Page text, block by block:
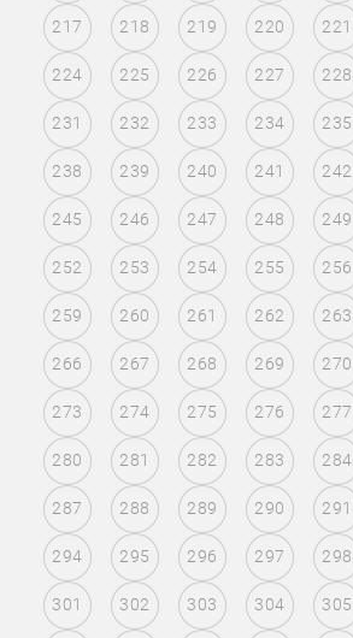
217 218 219 220 221
224 225 226 227 228
231 232 233 234 235
238 239 240 241 242
245 246 247 248 249
252 253 254 255 256
259 260 261 262 263
266 267 268 269 270
273 274 275 276 277
280 281 282 283 284
287 288 289 290 291
294 295 296 297 298
301 302 303 304 305